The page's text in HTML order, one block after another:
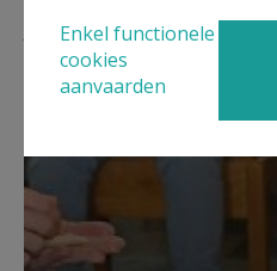
Lees meer
Enkel functionele
cookies
aanvaarden